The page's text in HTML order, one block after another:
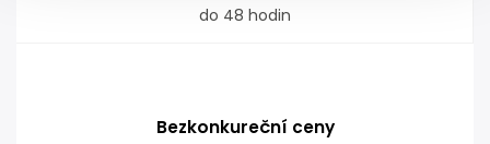
do 48 hodin
Bezkonkureční ceny